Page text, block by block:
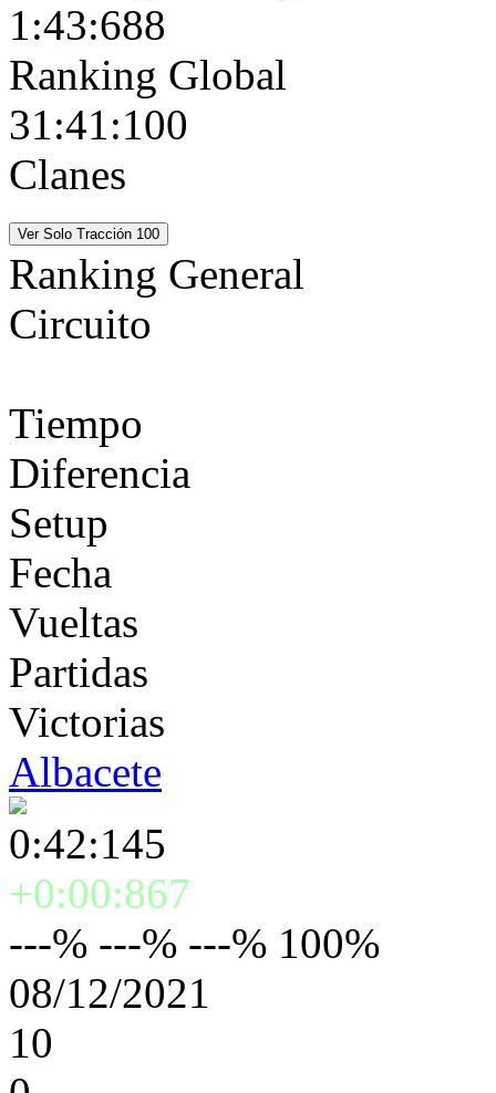
1:43:688
Ranking Global
31:41:100
Clanes
Ranking General
Circuito
Tiempo
Diferencia
Setup
Fecha
Vueltas
Partidas
Victorias
Albacete
0:42:145
+0:00:867
---% ---% ---% 100%
08/12/2021
10